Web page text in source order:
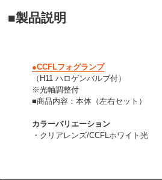
■製品説明
●CCFLフォグランプ
（H11 ハロゲンバルブ付）
※光軸調整付
■商品内容：本体（左右セット）
カラーバリエーション
・クリアレンズ/CCFLホワイト光